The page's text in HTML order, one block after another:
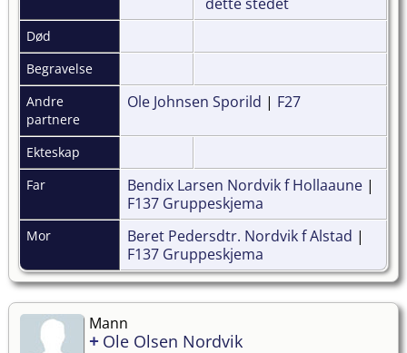
Død
Begravelse
Andre
partnere
Ole Johnsen Sporild | F27
Ekteskap
Far
Bendix Larsen Nordvik f Hollaaune |
F137 Gruppeskjema
Mor Beret Pedersdtr. Nordvik f Alstad |
F137 Gruppeskjema
Mann
+ Ole Olsen Nordvik